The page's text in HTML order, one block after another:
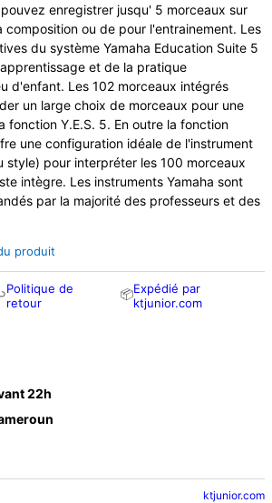
enregistrer jusqu' 5 morceaux sur
composition ou de pour l'entrainement. Les
du système Yamaha Education Suite 5
et de la pratique
d'enfant. Les 102 morceaux intégrés
un large choix de morceaux pour une
fonction Y.E.S. 5. En outre la fonction
une configuration idéale de l'instrument
style) pour interpréter les 100 morceaux
intègre. Les instruments Yamaha sont
par la majorité des professeurs et des
produit
Politique de
retour
📦Expédié par
ktjunior.com
22h
ktjunior.com